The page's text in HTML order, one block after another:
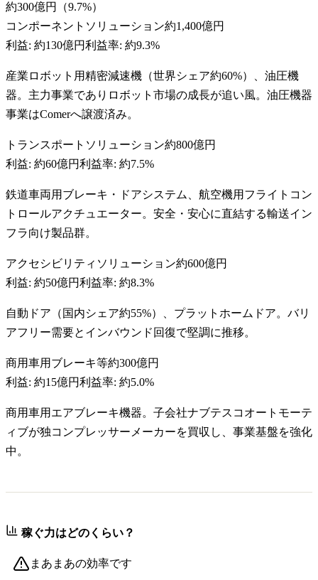
約300億円
（9.7%）
コンポーネントソリューション約1,400億円
利益: 約130億円利益率: 約9.3%
産業ロボット用精密減速機（世界シェア約60%）、油圧機
器。主力事業でありロボット市場の成長が追い風。油圧機器
事業はComerへ譲渡済み。
トランスポートソリューション約800億円
利益: 約60億円利益率: 約7.5%
鉄道車両用ブレーキ・ドアシステム、航空機用フライトコン
トロールアクチュエーター。安全・安心に直結する輸送イン
フラ向け製品群。
アクセシビリティソリューション約600億円
利益: 約50億円利益率: 約8.3%
自動ドア（国内シェア約55%）、プラットホームドア。バリ
アフリー需要とインバウンド回復で堅調に推移。
商用車用ブレーキ等約300億円
利益: 約15億円利益率: 約5.0%
商用車用エアブレーキ機器。子会社ナブテスコオートモーテ
ィブが独コンプレッサーメーカーを買収し、事業基盤を強化
中。
稼ぐ力はどのくらい？
まあまあの効率です